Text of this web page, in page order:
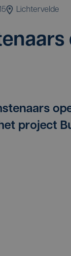
Lichtervelde
project